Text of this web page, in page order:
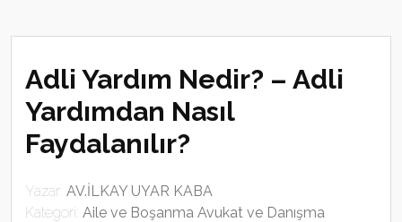
Adli Yardım Nedir? – Adli
Yardımdan Nasıl
Faydalanılır?
Yazar: AV.İLKAY UYAR KABA
Kategori: Aile ve Boşanma Avukat ve Danışma